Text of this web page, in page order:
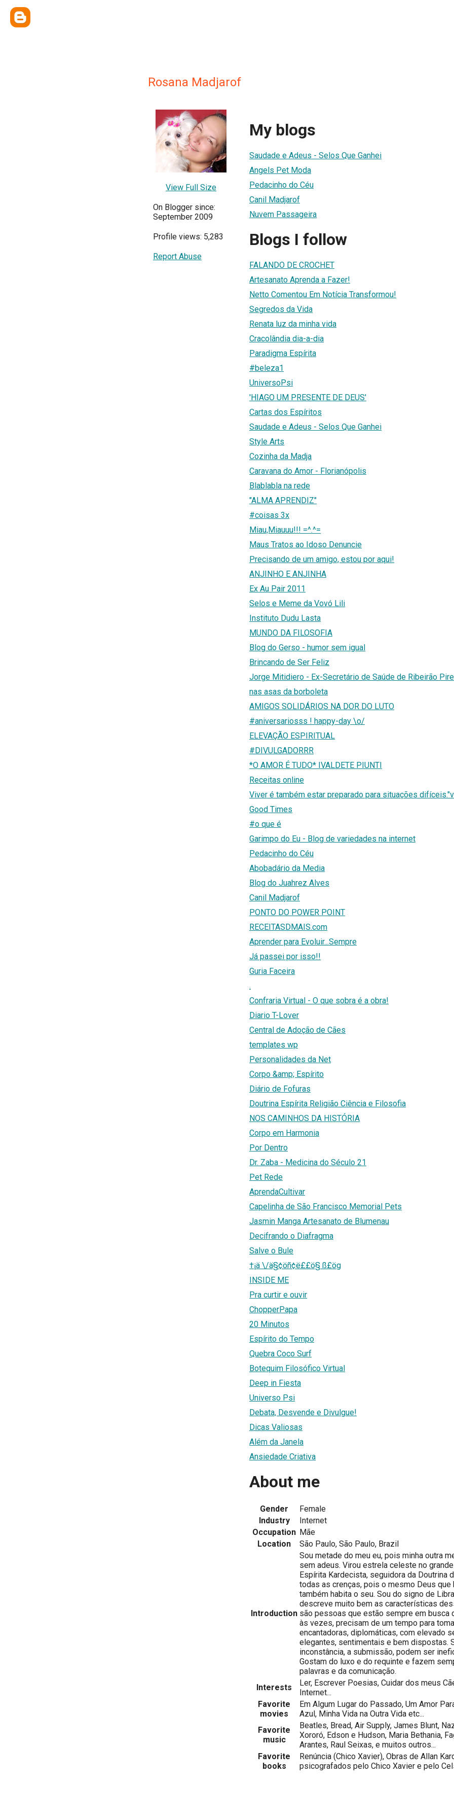
Rosana Madjarof
View Full Size
On Blogger since:
September 2009
Profile views: 5,283
Report Abuse
My blogs
Saudade e Adeus - Selos Que Ganhei
Angels Pet Moda
Pedacinho do Céu
Canil Madjarof
Nuvem Passageira
Blogs I follow
FALANDO DE CROCHET
Artesanato Aprenda a Fazer!
Netto Comentou Em Notícia Transformou!
Segredos da Vida
Renata luz da minha vida
Cracolândia dia-a-dia
Paradigma Espírita
#beleza1
UniversoPsi
'HIAGO UM PRESENTE DE DEUS'
Cartas dos Espíritos
Saudade e Adeus - Selos Que Ganhei
Style Arts
Cozinha da Madja
Caravana do Amor - Florianópolis
Blablabla na rede
"ALMA APRENDIZ"
#coisas 3x
Miau,Miauuu!!! =^.^=
Maus Tratos ao Idoso Denuncie
Precisando de um amigo, estou por aqui!
ANJINHO E ANJINHA
Ex Au Pair 2011
Selos e Meme da Vovó Lili
Instituto Dudu Lasta
MUNDO DA FILOSOFIA
Blog do Gerso - humor sem igual
Brincando de Ser Feliz
Jorge Mitidiero - Ex-Secretário de Saúde de Ribeirão
nas asas da borboleta
AMIGOS SOLIDÁRIOS NA DOR DO LUTO
#aniversariosss ! happy-day \o/
ELEVAÇÃO ESPIRITUAL
#DIVULGADORRR
*O AMOR É TUDO* IVALDETE PIUNTI
Receitas online
Viver é também estar preparado para situações
Good Times
#o que é
Garimpo do Eu - Blog de variedades na internet
Pedacinho do Céu
Abobadário da Media
Blog do Juahrez Alves
Canil Madjarof
PONTO DO POWER POINT
RECEITASDMAIS.com
Aprender para Evoluir...Sempre
Já passei por isso!!
Guria Faceira
.
Confraria Virtual - O que sobra é a obra!
Diario T-Lover
Central de Adoção de Cães
templates wp
Personalidades da Net
Corpo &amp; Espírito
Diário de Fofuras
Doutrina Espírita Religião Ciência e Filosofia
NOS CAMINHOS DA HISTÓRIA
Corpo em Harmonia
Por Dentro
Dr. Zaba - Medicina do Século 21
Pet Rede
AprendaCultivar
Capelinha de São Francisco Memorial Pets
Jasmin Manga Artesanato de Blumenau
Decifrando o Diafragma
Salve o Bule
†¡ä \/ä§¢öñ¢ë££ö§ ß£ög
INSIDE ME
Pra curtir e ouvir
ChopperPapa
20 Minutos
Espírito do Tempo
Quebra Coco Surf
Botequim Filosófico Virtual
Deep in Fiesta
Universo Psi
Debata, Desvende e Divulgue!
Dicas Valiosas
Além da Janela
Ansiedade Criativa
About me
Gender
Female
Industry
Internet
Occupation Mãe
Location
São Paulo, São Paulo, Brazil
Introduction
Sou metade do meu eu, pois minha outra
sem adeus. Virou estrela celeste no
Espírita Kardecista, seguidora da Doutrina
todas as crenças, pois o mesmo Deus que
também habita o seu. Sou do signo de
descreve muito bem as características
são pessoas que estão sempre em busca
às vezes, precisam de um tempo para
encantadoras, diplomáticas, com elevado
elegantes, sentimentais e bem dispostas.
inconstância, a submissão, podem ser
Gostam do luxo e do requinte e fazem
palavras e da comunicação.
Interests
Ler, Escrever Poesias, Cuidar dos meus
Internet...
Favorite
movies
Em Algum Lugar do Passado, Um Amor
Azul, Minha Vida na Outra Vida etc...
Favorite
music
Beatles, Bread, Air Supply, James Blunt,
Xororó, Edson e Hudson, Maria Bethania,
Arantes, Raul Seixas, e muitos outros...
Favorite
books
Renúncia (Chico Xavier), Obras de Allan
psicografados pelo Chico Xavier e pelo